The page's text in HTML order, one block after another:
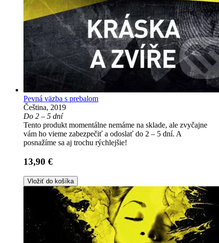
Pevná väzba s prebalom
Čeština, 2019
Do 2 – 5 dní
Tento produkt momentálne nemáme na sklade, ale zvyčajne
vám ho vieme zabezpečiť a odoslať do 2 – 5 dní. A
posnažíme sa aj trochu rýchlejšie!
13,90 €
Vložiť do košíka